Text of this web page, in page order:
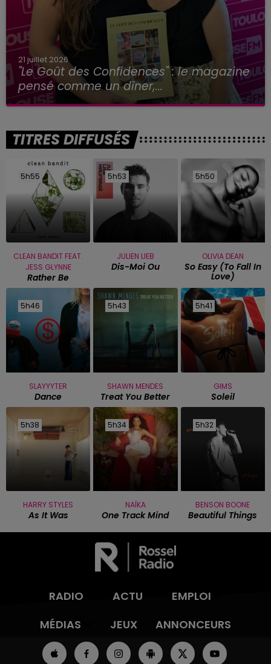
21 juillet 2026
"Le Goût des Confidences" : le magazine
pensé comme un dîner,...
TITRES DIFFUSÉS
5h55
5h55
CLEAN BANDIT FEAT.
JESS GLYNNE
Rather Be
5h53
5h53
JULIEN LIEB
Dis-Moi Ou
5h50
5h50
OLIVIA DEAN
So Easy (to Fall In
Love)
5h46
5h46
SLAYYYTER
Dance
5h43
5h43
SHAWN MENDES
Treat You Better
5h41
5h41
GIMS
Soleil
5h38
5h38
HARRY STYLES
As It Was
5h34
5h34
NAÏKA
One Track Mind
5h32
5h32
BENSON BOONE
Beautiful Things
RADIO ACTU
EMPLOI
MÉDIAS
JEUX ANNONCEURS